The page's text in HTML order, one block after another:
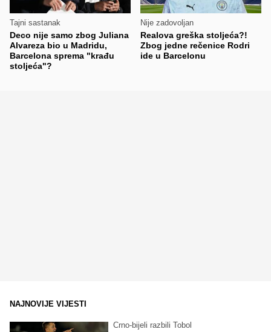
Tajni sastanak
Deco nije samo zbog Juliana
Alvareza bio u Madridu,
Barcelona sprema "krađu
stoljeća"?
Nije zadovoljan
Realova greška stoljeća?!
Zbog jedne rečenice Rodri
ide u Barcelonu
NAJNOVIJE VIJESTI
Crno-bijeli razbili Tobol